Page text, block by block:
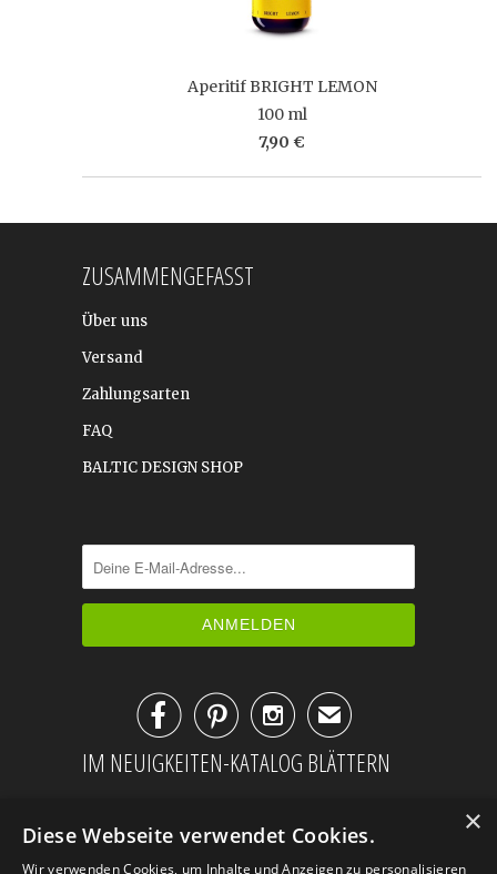
Aperitif BRIGHT LEMON
100 ml
7,90 €
ZUSAMMENGEFASST
Über uns
Versand
Zahlungsarten
FAQ
BALTIC DESIGN SHOP
✉
IM NEUIGKEITEN-KATALOG BLÄTTERN
×
Diese Webseite verwendet Cookies.
Wir verwenden Cookies, um Inhalte und Anzeigen zu personalisieren